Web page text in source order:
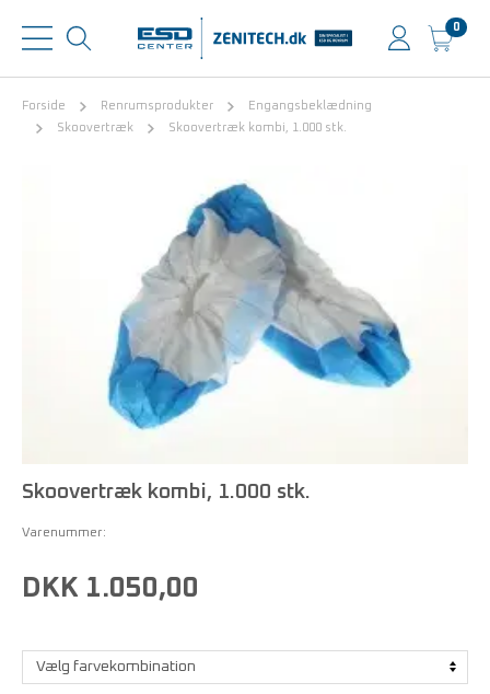
0
Forside Renrumsprodukter
Engangsbeklædning
Skoovertræk
Skoovertræk kombi, 1.000 stk.
Skoovertræk kombi, 1.000 stk.
Varenummer:
DKK 1.050,00